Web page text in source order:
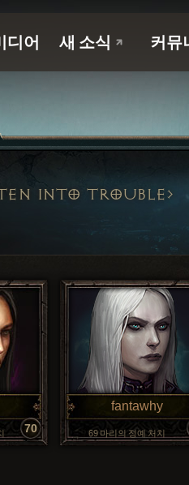
INTO TROUBLE
70
fantawhy
69 마리의 정예 처치